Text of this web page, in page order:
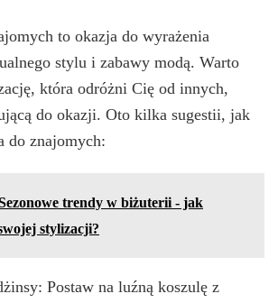
to okazja do wyrażenia
stylu i zabawy modą. Warto
która odróżni Cię od innych,
do okazji. Oto kilka sugestii, jak
do znajomych:
trendy w biżuterii - jak
stylizacji?
Postaw na luźną koszulę z